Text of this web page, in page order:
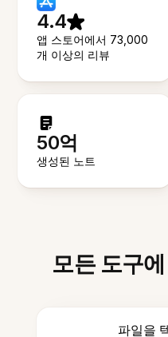
4.4
앱 스토어에서 73,000
개 이상의 리뷰
50억
생성된 노트
모든 도구
파일을